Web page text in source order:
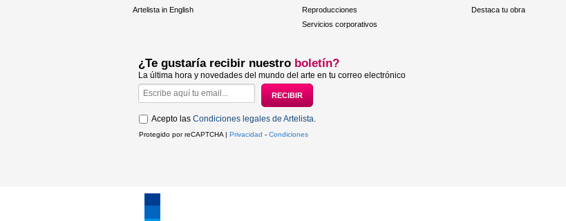
Artelista in English
Reproducciones
Servicios corporativos
Destaca tu obra
¿Te gustaría recibir nuestro boletín?
La última hora y novedades del mundo del arte en tu correo electrónico
Acepto las Condiciones legales de Artelista
Protegido por reCAPTCHA | Privacidad - Condiciones